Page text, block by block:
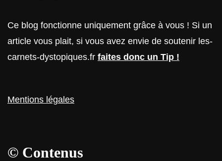
Ce blog fonctionne uniquement grâce à vous ! Si un
article vous plait, si vous avez envie de soutenir les-
carnets-dystopiques.fr faites donc un Tip !
Mentions légales
© Contenus